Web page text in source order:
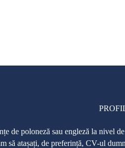
de poloneză sau engleză la nivel
să atașați, de preferință, CV-ul